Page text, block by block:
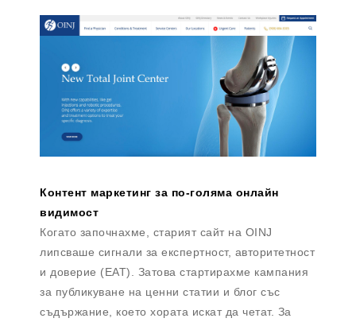
Контент маркетинг за по-голяма онлайн
видимост
Когато започнахме, старият сайт на OINJ
липсваше сигнали за експертност, авторитетност
и доверие (EAT). Затова стартирахме кампания
за публикуване на ценни статии и блог със
съдържание, което хората искат да четат. За